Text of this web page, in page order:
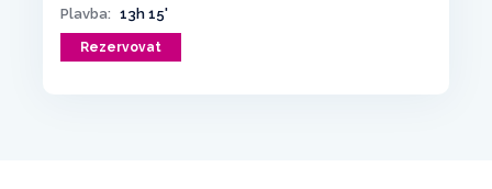
Plavba: 13h 15'
Rezervovat